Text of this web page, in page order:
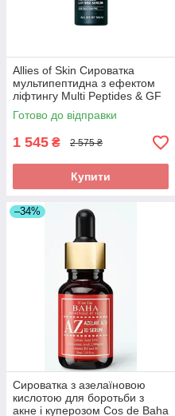
Allies of Skin Сироватка
мультипептидна з ефектом
ліфтингу Multi Peptides & GF
Advanced Lifting Serum 7 ml
Готово до відправки
1 545 ₴ 2 575 ₴
Купити
–34%
Сироватка з азелаїновою
кислотою для боротьби з
акне і куперозом Cos de Baha